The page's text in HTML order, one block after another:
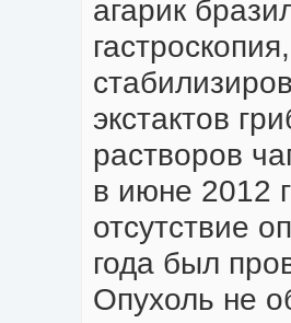
агарик
экстактов
растворов
в июне 2012
отсутствие
года был
Опухоль не